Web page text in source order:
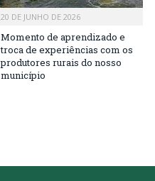
20 DE JUNHO DE 2026
Momento de aprendizado e
troca de experiências com os
produtores rurais do nosso
município